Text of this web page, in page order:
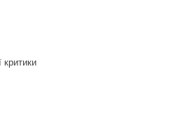
критики